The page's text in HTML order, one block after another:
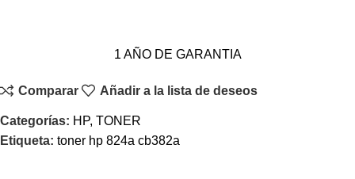
1 AÑO DE GARANTIA
Comparar Añadir a la lista de deseos
Categorías: HP, TONER
Etiqueta: toner hp 824a cb382a